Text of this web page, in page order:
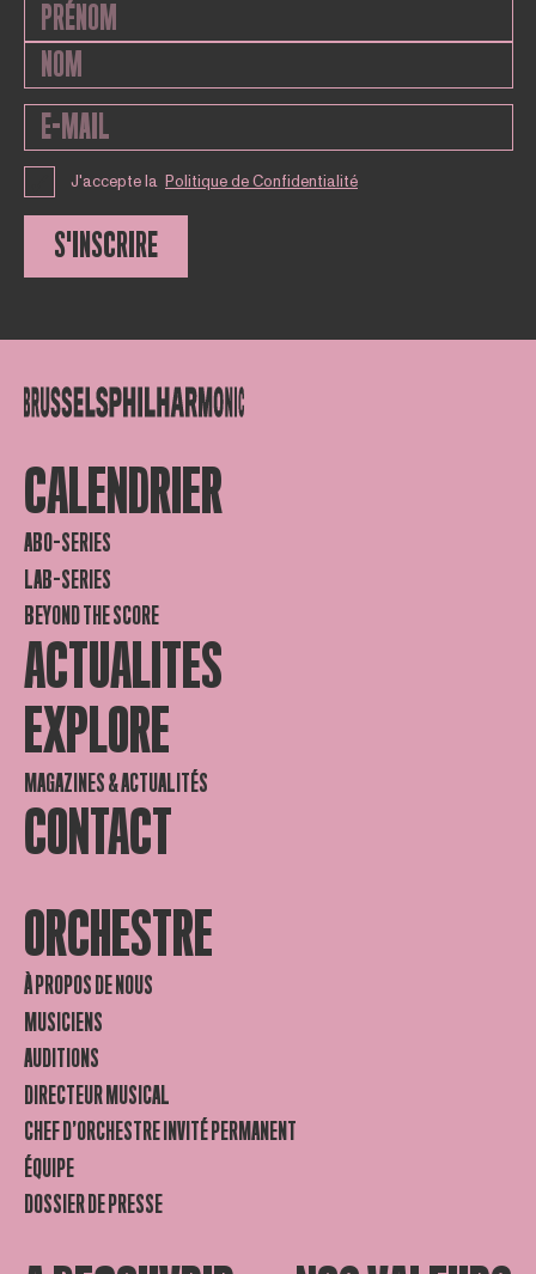
J'accepte la Politique de Confidentialité
S'INSCRIRE
CALENDRIER
ABO-SERIES
LAB-SERIES
BEYOND THE SCORE
ACTUALITES
EXPLORE
MAGAZINES & ACTUALITÉS
CONTACT
ORCHESTRE
À PROPOS DE NOUS
MUSICIENS
AUDITIONS
DIRECTEUR MUSICAL
CHEF D’ORCHESTRE INVITÉ PERMANENT
ÉQUIPE
DOSSIER DE PRESSE